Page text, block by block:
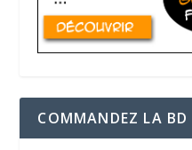
COMMANDEZ LA BD